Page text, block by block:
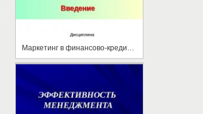
Маркетинг в финансово-кредитных учреждениях